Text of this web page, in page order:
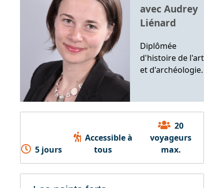
avec Audrey
Liénard
Diplômée
d'histoire de l'art
et d'archéologie.
5 jours
Accessible à
tous
20
voyageurs
max.